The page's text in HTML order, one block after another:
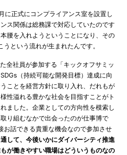
に正式にコンプライアンス室を設置し
ス関係は総務課で対応していたのです
腰を入れようということになり、その
という流れが生まれたんです。
全社員が参加する「キックオフサミッ
（持続可能な開発目標）達成に向
ことを経営方針に取り入れ、だれもが
性溢れる豊かな社会を目指すことがト
ました。企業としての方向性を模索し
り組むなかで出会ったのが仕事博で
お話できる貴重な機会なので参加させ
して、今後いかにダイバーシティ推進
が働きやすい職場はどういうものなの